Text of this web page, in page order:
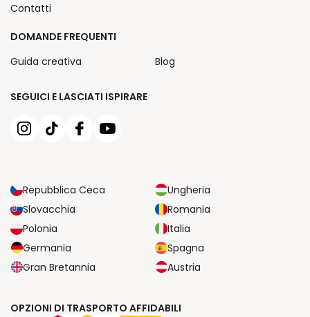
SEGUICI E LASCIATI ISPIRARE
Repubblica Ceca
Ungheria
Slovacchia
Romania
Polonia
Italia
Germania
Spagna
Gran Bretannia
Austria
Contatti
DOMANDE FREQUENTI
Guida creativa
Blog
OPZIONI DI TRASPORTO AFFIDABILI